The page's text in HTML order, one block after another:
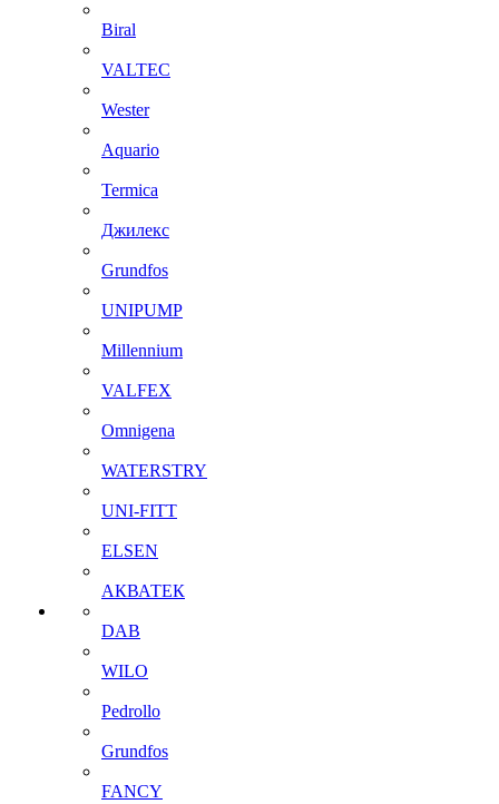
Biral
VALTEC
Wester
Aquario
Termica
Джилекс
Grundfos
UNIPUMP
Millennium
VALFEX
Omnigena
WATERSTRY
UNI-FITT
ELSEN
АКВАТЕК
DAB
WILO
Pedrollo
Grundfos
FANCY